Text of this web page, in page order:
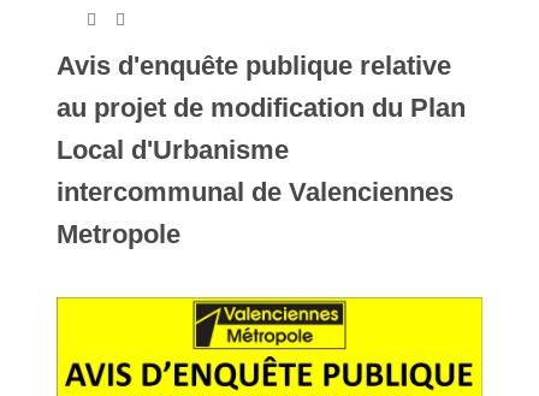
Avis d'enquête publique relative
au projet de modification du Plan
Local d'Urbanisme
intercommunal de Valenciennes
Metropole